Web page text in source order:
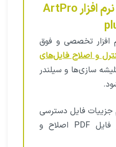
آموزش ویدیوی نرم افزار ArtPro
افزار تخصصی و فوق
و اصلاح فایل‌های
سازی‌ها و سیلندر
جزییات فایل دسترسی
دارید و می‌توانید در فایل PDF‌ اصلاح و